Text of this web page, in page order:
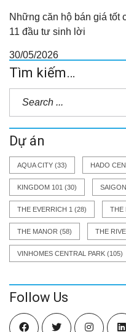
Những căn hộ bán giá tốt
11 đầu tư sinh lời
30/05/2026
Tìm kiếm…
Dự án
AQUA CITY (33) HADO
KINGDOM 101 (30)
THE EVERRICH 1 (28) THE
THE MANOR (58) THE
VINHOMES CENTRAL PARK (105)
Follow Us